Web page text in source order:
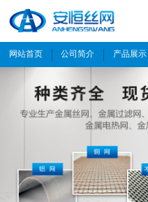
网站首页 公司简介 产品展示